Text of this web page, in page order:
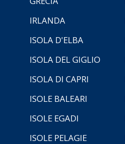
IRLANDA
ISOLA D'ELBA
ISOLA DEL GIGLIO
ISOLA DI CAPRI
ISOLE BALEARI
ISOLE EGADI
ISOLE PELAGIE